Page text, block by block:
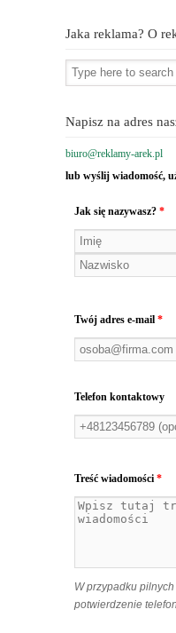
Jaka reklama? O
Napisz na adres
biuro@reklamy-arek.pl
lub wyślij wiadomość,
Jak się nazywasz? *
Twój adres e-mail *
Telefon kontaktowy
Treść wiadomości *
W przypadku
potwierdzenie